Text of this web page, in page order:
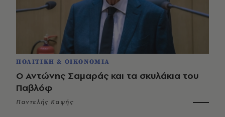
ΠΟΛΙΤΙΚΗ & ΟΙΚΟΝΟΜΙΑ
Ο Αντώνης Σαμαράς και τα σκυλάκια του
Παβλόφ
Παντελής Καψής